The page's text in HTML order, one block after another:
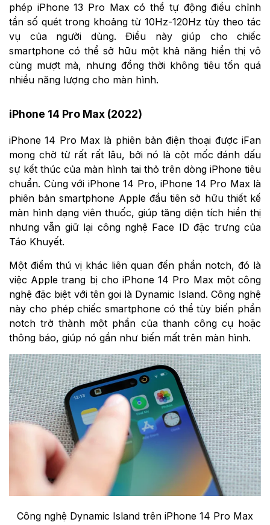
phép iPhone 13 Pro Max có thể tự động điều chỉnh
tần số quét trong khoảng từ 10Hz-120Hz tùy theo tác
vụ của người dùng. Điều này giúp cho chiếc
smartphone có thể sở hữu một khả năng hiển thị vô
cùng mượt mà, nhưng đồng thời không tiêu tốn quá
nhiều năng lượng cho màn hình.
iPhone 14 Pro Max (2022)
iPhone 14 Pro Max là phiên bản điện thoại được iFan
mong chờ từ rất rất lâu, bởi nó là cột mốc đánh dấu
sự kết thúc của màn hình tai thỏ trên dòng iPhone tiêu
chuẩn. Cùng với iPhone 14 Pro, iPhone 14 Pro Max là
phiên bản smartphone Apple đầu tiên sở hữu thiết kế
màn hình dạng viên thuốc, giúp tăng diện tích hiển thị
nhưng vẫn giữ lại công nghệ Face ID đặc trưng của
Táo Khuyết.
Một điểm thú vị khác liên quan đến phần notch, đó là
việc Apple trang bị cho iPhone 14 Pro Max một công
nghệ đặc biệt với tên gọi là Dynamic Island. Công nghệ
này cho phép chiếc smartphone có thể tùy biến phần
notch trở thành một phần của thanh công cụ hoặc
thông báo, giúp nó gần như biến mất trên màn hình.
Công nghệ Dynamic Island trên iPhone 14 Pro Max